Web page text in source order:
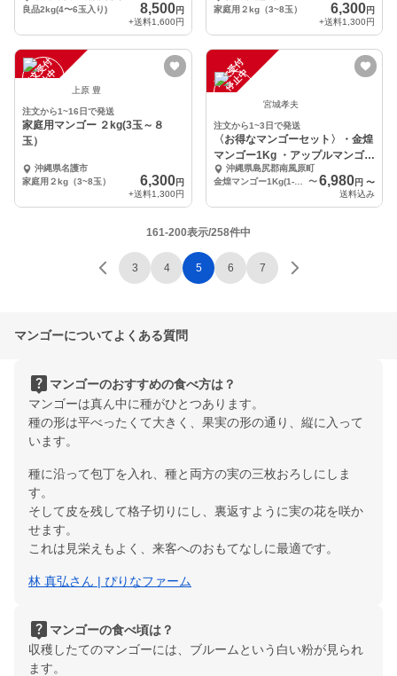
良品2kg(4〜6玉入り)
8,500円
+送料1,600円
家庭用２kg（3~8玉）
6,300円
+送料1,300円
注
文
受
付
停
止
中 上原 豊
注文から1~16日で発送
家庭用マンゴー ２kg(3玉～８
玉）
沖縄県名護市
家庭用２kg（3~8玉）
6,300円
+送料1,300円
注
文
受
付
停
止
中
宮城孝夫
注文から1~3日で発送
〈お得なマンゴーセット〉・金煌
マンゴー1Kg ・アップルマンゴー
1Kg沖縄県島尻郡南風原町
金煌マンゴー1Kg(1-2玉)、アップルマンゴー1Kg(2-3玉)
〜6,980円 〜
送料込み
161-200表示/258件中
3 4 5 6 7
マンゴーについてよくある質問
live_help マンゴーのおすすめの食べ方は？
マンゴーは真ん中に種がひとつあります。
種の形は平べったくて大きく、果実の形の通り、縦に入って
います。
種に沿って包丁を入れ、種と両方の実の三枚おろしにしま
す。
そして皮を残して格子切りにし、裏返すように実の花を咲か
せます。
これは見栄えもよく、来客へのおもてなしに最適です。
林 真弘さん | ぴりなファーム
live_help マンゴーの食べ頃は？
収穫したてのマンゴーには、ブルームという白い粉が見られ
ます。